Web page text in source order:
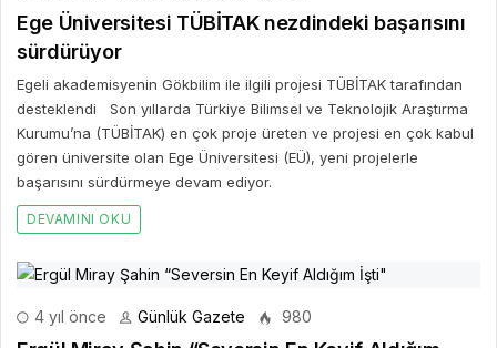
Ege Üniversitesi TÜBİTAK nezdindeki başarısını
sürdürüyor
Egeli akademisyenin Gökbilim ile ilgili projesi TÜBİTAK tarafından
desteklendi Son yıllarda Türkiye Bilimsel ve Teknolojik Araştırma
Kurumu’na (TÜBİTAK) en çok proje üreten ve projesi en çok kabul
gören üniversite olan Ege Üniversitesi (EÜ), yeni projelerle
başarısını sürdürmeye devam ediyor.
DEVAMINI OKU
4 yıl önce Günlük Gazete 980